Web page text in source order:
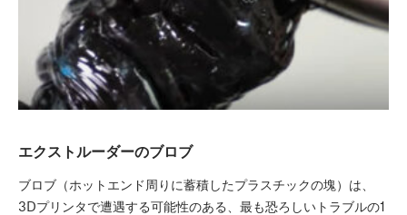
エクストルーダーのブロブ
ブロブ（ホットエンド周りに蓄積したプラスチックの塊）は、
3Dプリンタで遭遇する可能性のある、最も恐ろしいトラブルの1